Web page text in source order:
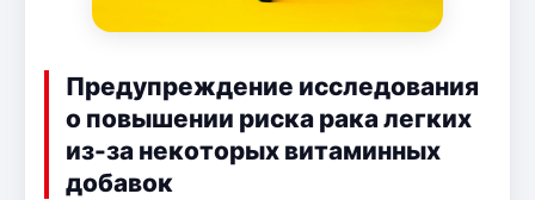
Предупреждение исследования
о повышении риска рака легких
из-за некоторых витаминных
добавок